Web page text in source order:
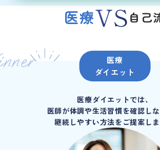
医療VS自己
医療
ダイエット
医療ダイエットでは、
医師が体調や生活習慣を確認しな
継続しやすい方法をご提案しま